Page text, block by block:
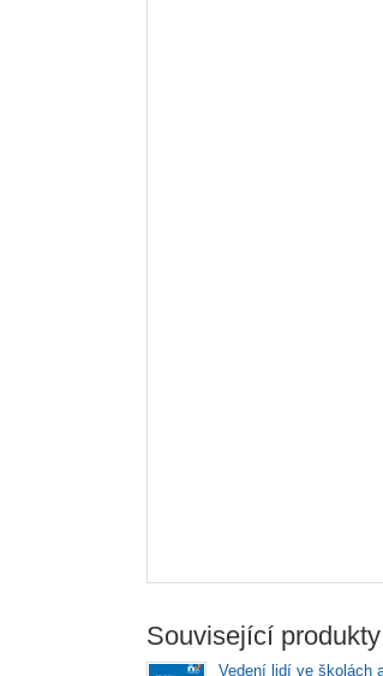
Související produkty
Vedení lidí ve školách